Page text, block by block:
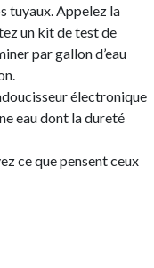
tuyaux. Appelez la
un kit de test de
par gallon d’eau
électronique
eau dont la dureté
ce que pensent ceux